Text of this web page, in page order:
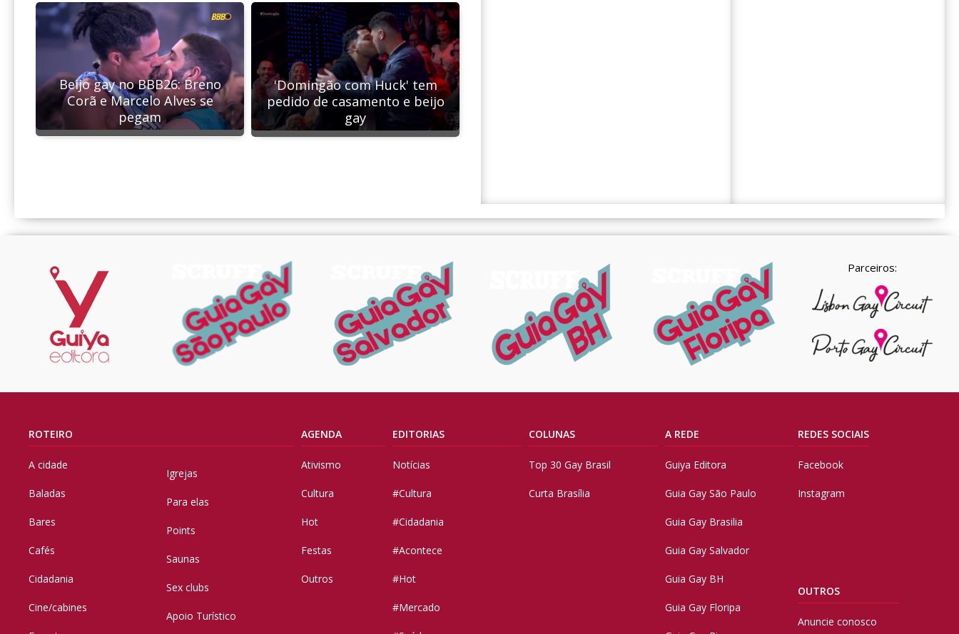
Beijo gay no BBB26: Breno
Corã e Marcelo Alves se
pegam
'Domingão com Huck' tem
pedido de casamento e beijo
gay
Parceiros:
ROTEIRO
A cidade
Baladas
Bares
Cafés
Cidadania
Cine/cabines
Igrejas
Para elas
Points
Saunas
Sex clubs
Apoio Turístico
AGENDA
Ativismo
Cultura
Hot
Festas
Outros
EDITORIAS
Notícias
#Cultura
#Cidadania
#Acontece
#Hot
#Mercado
COLUNAS
Top 30 Gay Brasil
Curta Brasília
A REDE
Guiya Editora
Guia Gay São Paulo
Guia Gay Brasilia
Guia Gay Salvador
Guia Gay BH
Guia Gay Floripa
REDES SOCIAIS
Facebook
Instagram
OUTROS
Anuncie conosco